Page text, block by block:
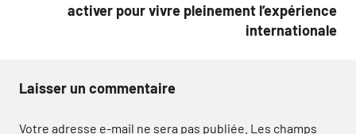
activer pour vivre pleinement l’expérience
internationale
Laisser un commentaire
Votre adresse e-mail ne sera pas publiée. Les champs